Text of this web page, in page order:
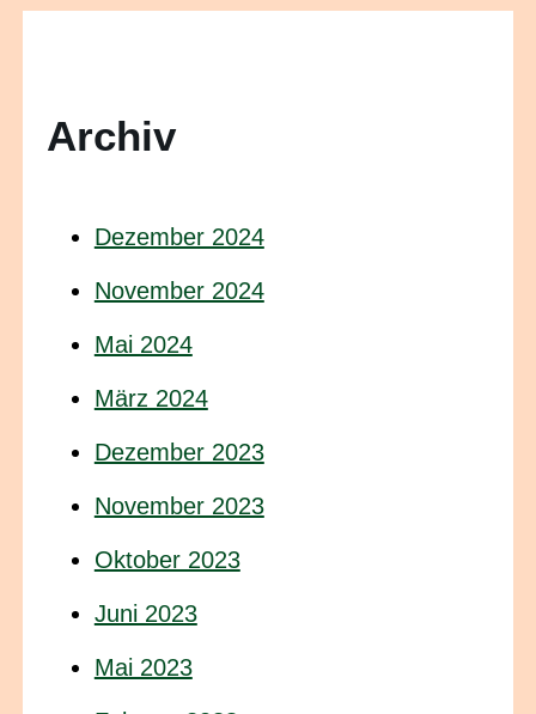
Archiv
Dezember 2024
November 2024
Mai 2024
März 2024
Dezember 2023
November 2023
Oktober 2023
Juni 2023
Mai 2023